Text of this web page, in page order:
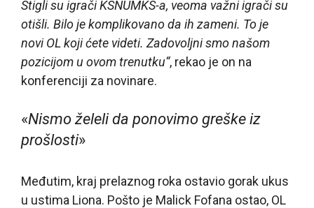
Stigli su igrači KSNUMKS-a, veoma važni igrači su
otišli. Bilo je komplikovano da ih zameni. To je
novi OL koji ćete videti. Zadovoljni smo našom
pozicijom u ovom trenutku“, rekao je on na
konferenciji za novinare.
«Nismo želeli da ponovimo greške iz
prošlosti»
Međutim, kraj prelaznog roka ostavio gorak ukus
u ustima Liona. Pošto je Malick Fofana ostao, OL